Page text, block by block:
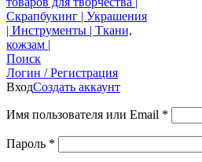
Поиск
Логин / Регистрация
ВходСоздать аккаунт
Имя пользователя или Email *
Пароль *